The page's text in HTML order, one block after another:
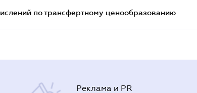
по трансфертному ценообразованию
Реклама и PR